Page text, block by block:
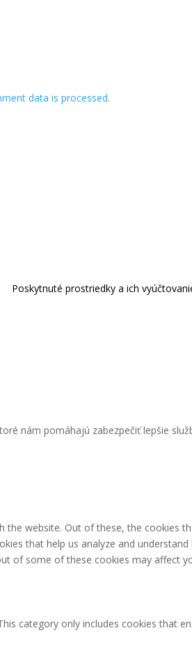
data is processed.
Poskytnuté prostriedky a ich
nám pomáhajú zabezpečiť lepšie
website. Out of these, the cookies
that help us analyze and
of some of these cookies may affect
category only includes cookies that